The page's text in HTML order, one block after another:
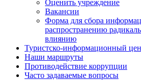
Оценить учреждение
Вакансии
Форма для сбора
распространению
влиянию
Туристско-информационный
Наши маршруты
Противодействие коррупции
Часто задаваемые вопросы